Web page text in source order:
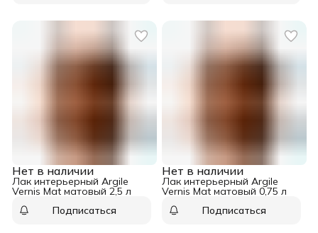
Нет в наличии
Лак интерьерный Argile
Vernis Mat матовый 2,5 л
Подписаться
Нет в наличии
Лак интерьерный Argile
Vernis Mat матовый 0,75 л
Подписаться